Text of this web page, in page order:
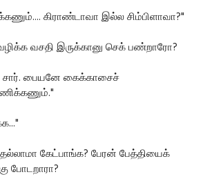
கிராண்டாவா இல்ல சிம்பிளாவா?"
வசதி இருக்கானு செக் பண்றாரோ?
சார். பையனே கைக்காசைச்
கேட்பாங்க? பேரன் பேத்தியைக்
போடறாரா?